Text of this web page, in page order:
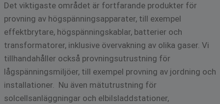
Det viktigaste området är fortfarande produkter för
provning av högspänningsapparater, till exempel
effektbrytare, högspänningskablar, batterier och
transformatorer, inklusive övervakning av olika gaser. Vi
tillhandahåller också provningsutrustning för
lågspänningsmiljöer, till exempel provning av jordning och
installationer. Nu även mätutrustning för
solcellsanläggningar och elbilsladdstationer,